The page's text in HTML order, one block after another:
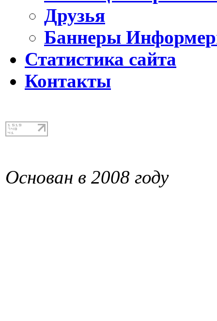
Друзья
Баннеры
Статистика сайта
Контакты
Основан в 2008 году